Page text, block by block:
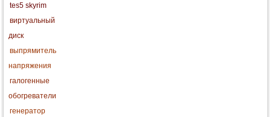
tes5 skyrim
виртуальный
диск
выпрямитель
напряжения
галогенные
обогреватели
генератор